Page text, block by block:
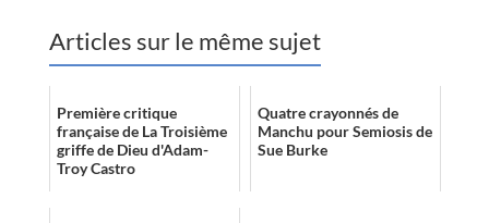
Articles sur le même sujet
Première critique
française de La Troisième
griffe de Dieu d'Adam-
Troy Castro
Quatre crayonnés de
Manchu pour Semiosis de
Sue Burke